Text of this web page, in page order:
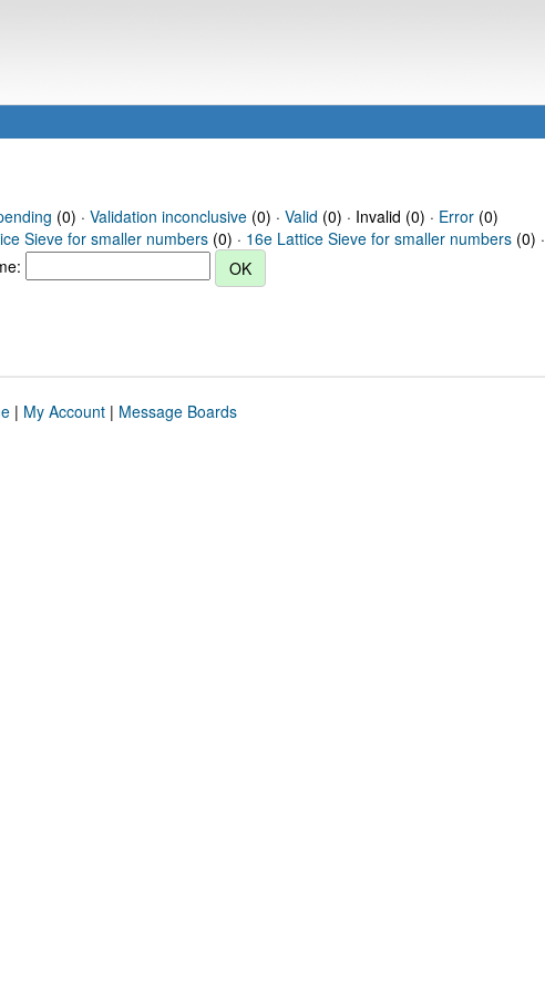
(0) · Validation inconclusive(0) · Valid (0) · Invalid (0) · Error(0)
Sieve for smaller numbers (0) · 16e Lattice Sieve for smaller numbers (0) ·
| My Account| Message Boards